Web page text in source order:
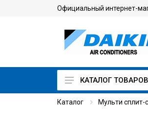
Официальный интернет-
Кондиционеры для
КАТАЛОГ ТОВАРОВ
Каталог Мульти сплит-